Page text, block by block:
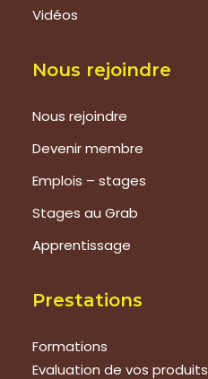
Vidéos
Nous rejoindre
Nous rejoindre
Devenir membre
Emplois – stages
Stages au Grab
Apprentissage
Prestations
Formations
Evaluation de vos produits